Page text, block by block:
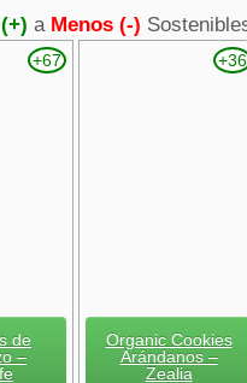
a Menos (-)
+67
de
–
+36
Organic Cookies
Arándanos –
Zealia